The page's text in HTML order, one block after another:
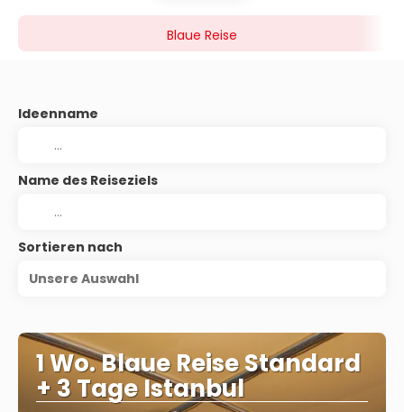
Blaue Reise
Ideenname
Name des Reiseziels
Sortieren nach
Unsere Auswahl
1 Wo. Blaue Reise Standard
+ 3 Tage Istanbul